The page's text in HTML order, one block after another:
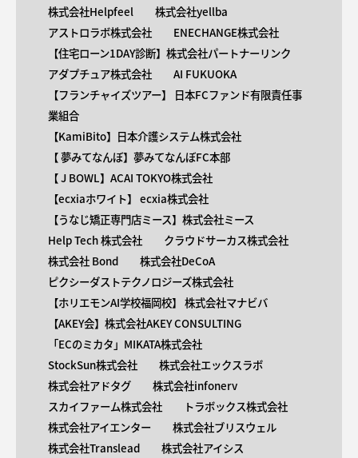
株式会社Helpfeel
株式会社yellba
アストロラボ株式会社
ENECHANGE株式会社
【住宅ローン1DAY診断】株式会社パートナーリンク
アダプチュア株式会社
AI FUKUOKA
【​フランチャイズツアー】 日本FCファンド有限責任事
業組合
【KamiBito​】日本介護システム株式会社
【 ​夢みてなんぼ】夢みてなんぼFC本部
【 ​J BOWL】ACAI TOKYO株式会社
【​ecxiaホワイト】 ecxia株式会社
【​うなじ矯正専門店ミース】株式会社ミース
Help Tech 株式会社
クラウドサーカス株式会社
株式会社 Bond
株式会社DeCoA
ピクシーダストテクノロジーズ株式会社
【ホリエモンAI学校福岡校】 株式会社マナビバ
【AKEY会】株式会社AKEY CONSULTING
「ECのミカタ」MIKATA株式会社
StockSun株式会社
株式会社エックスラボ
株式会社アドタグ
株式会社infonerv
スカイファーム株式会社
トラボックス株式会社
株式会社アイエンター
株式会社ブリスウェル
株式会社Translead
株式会社アイシス